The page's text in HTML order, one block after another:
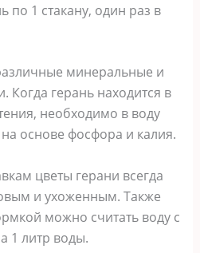
по 1 стакану, один раз в
минеральные и
Когда герань находится в
необходимо в воду
основе фосфора и калия.
цветы герани всегда
и ухоженным. Также
можно считать воду с
1 литр воды.